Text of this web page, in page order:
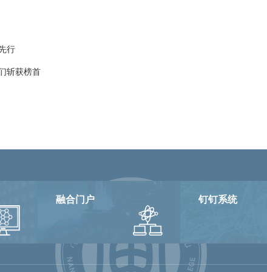
行
斩获榜首
融合门户 钉钉系统